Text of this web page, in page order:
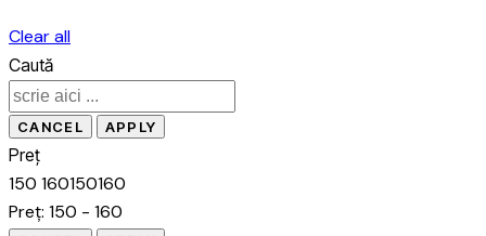
Clear all
Caută
Preț
150 160150160
Preț: 150 - 160